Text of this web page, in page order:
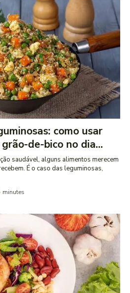
como usar
de-bico no dia...
saudável, alguns alimentos merecem
É o caso das leguminosas,
minutes